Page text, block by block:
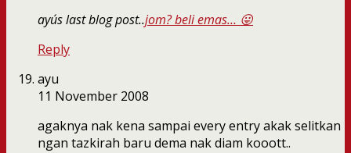
ayu´s last blog post..jom? beli emas… 😛
Reply
ayu
11 November 2008
agaknya nak kena sampai every entry akak selitkan
ngan tazkirah baru dema nak diam kooott..